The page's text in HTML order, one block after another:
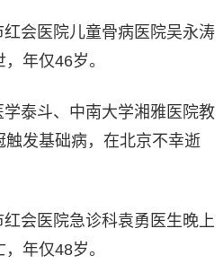
会医院儿童骨病医院吴永涛
年仅46岁。
泰斗、中南大学湘雅医院教
发基础病，在北京不幸逝
会医院急诊科袁勇医生晚上
年仅48岁。